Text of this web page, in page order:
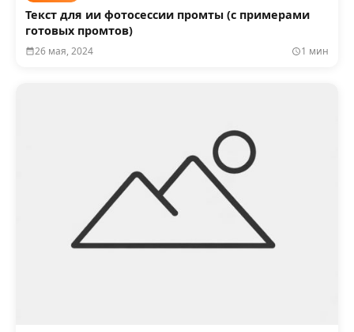
Текст для ии фотосессии промты (с примерами
готовых промтов)
26 мая, 2024 1 мин